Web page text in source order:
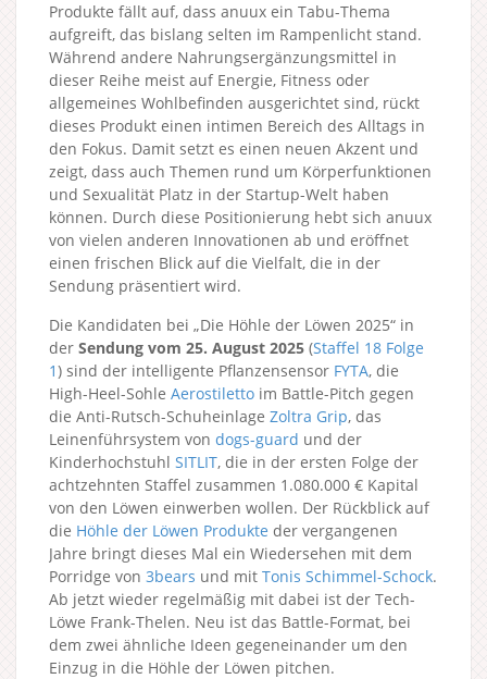
Produkte fällt auf, dass anuux ein Tabu-Thema
aufgreift, das bislang selten im Rampenlicht stand.
Während andere Nahrungsergänzungsmittel in
dieser Reihe meist auf Energie, Fitness oder
allgemeines Wohlbefinden ausgerichtet sind, rückt
dieses Produkt einen intimen Bereich des Alltags in
den Fokus. Damit setzt es einen neuen Akzent und
zeigt, dass auch Themen rund um Körperfunktionen
und Sexualität Platz in der Startup-Welt haben
können. Durch diese Positionierung hebt sich anuux
von vielen anderen Innovationen ab und eröffnet
einen frischen Blick auf die Vielfalt, die in der
Sendung präsentiert wird.
Die Kandidaten bei „Die Höhle der Löwen 2025“ in
der Sendung vom 25. August 2025 (Staffel 18 Folge
1) sind der intelligente Pflanzensensor FYTA, die
High-Heel-Sohle Aerostiletto im Battle-Pitch gegen
die Anti-Rutsch-Schuheinlage Zoltra Grip, das
Leinenführsystem von dogs-guard und der
Kinderhochstuhl SITLIT, die in der ersten Folge der
achtzehnten Staffel zusammen 1.080.000 € Kapital
von den Löwen einwerben wollen. Der Rückblick auf
die Höhle der Löwen Produkte der vergangenen
Jahre bringt dieses Mal ein Wiedersehen mit dem
Porridge von 3bears und mit Tonis Schimmel-Schock.
Ab jetzt wieder regelmäßig mit dabei ist der Tech-
Löwe Frank-Thelen. Neu ist das Battle-Format, bei
dem zwei ähnliche Ideen gegeneinander um den
Einzug in die Höhle der Löwen pitchen.